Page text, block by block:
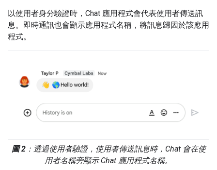
以使用者身分驗證時，Chat 應用程式會代表使用者傳送訊
息。即時通訊也會顯示應用程式名稱，將訊息歸因於該應用
程式。
圖 2：透過使用者驗證，使用者傳送訊息時，Chat 會在使
用者名稱旁顯示 Chat 應用程式名稱。